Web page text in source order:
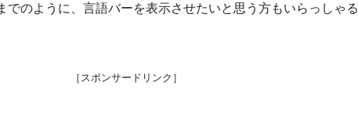
でのように、言語バーを表示させたいと思う方もいらっしゃる
［スポンサードリンク］